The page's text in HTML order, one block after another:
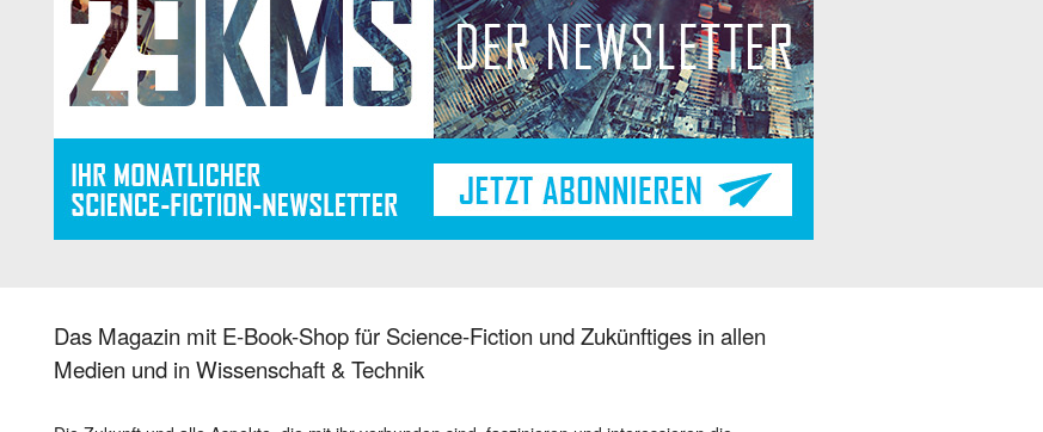
Das Magazin mit E-Book-Shop für Science-Fiction und Zukünftiges in allen
Medien und in Wissenschaft & Technik